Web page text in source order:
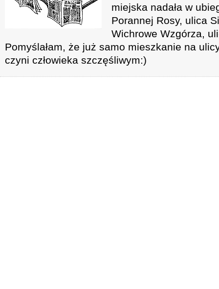
miejska nadała w
Porannej Rosy, ulica
Wichrowe Wzgórza,
Pomyślałam, że już samo mieszkanie na
czyni człowieka szczęśliwym:)